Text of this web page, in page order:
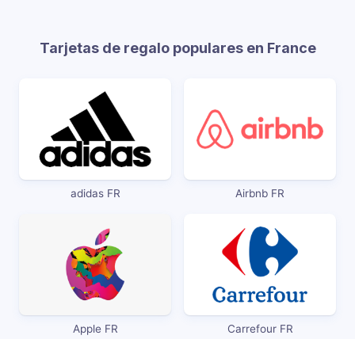
Tarjetas de regalo populares en France
adidas FR Airbnb FR
Apple FR Carrefour FR